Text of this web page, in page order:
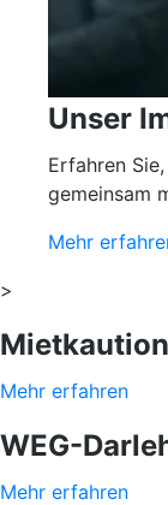
Unser
Erfahren
gemeinsam
Mehr
>
Mehr erfahren
WEG-
Mehr erfahren